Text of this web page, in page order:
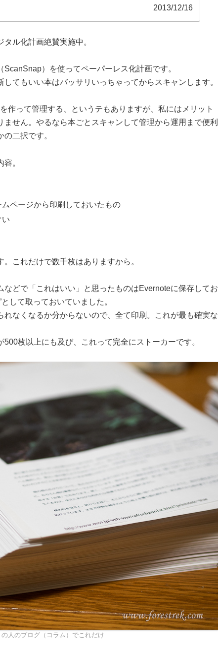
2013/12/16
ル化計画絶賛実施中。
）を使ってペーパーレス化計画です。
てもいい本はバッサリいっちゃってからスキャンします。
作って管理する、というテもありますが、私にはメリット
せん。やるなら本ごとスキャンして管理から運用まで便利
二択です。
。
ページから印刷しておいたもの
い
これだけで数千枚はありますから。
などで「これはいい」と思ったものはEvernoteに保存してお
して取っておいていました。
なくなるか分からないので、全て印刷。これが最も確実な
枚以上にも及び、これって完全にストーカーです。
人のブログ（コラム）でこれだけ